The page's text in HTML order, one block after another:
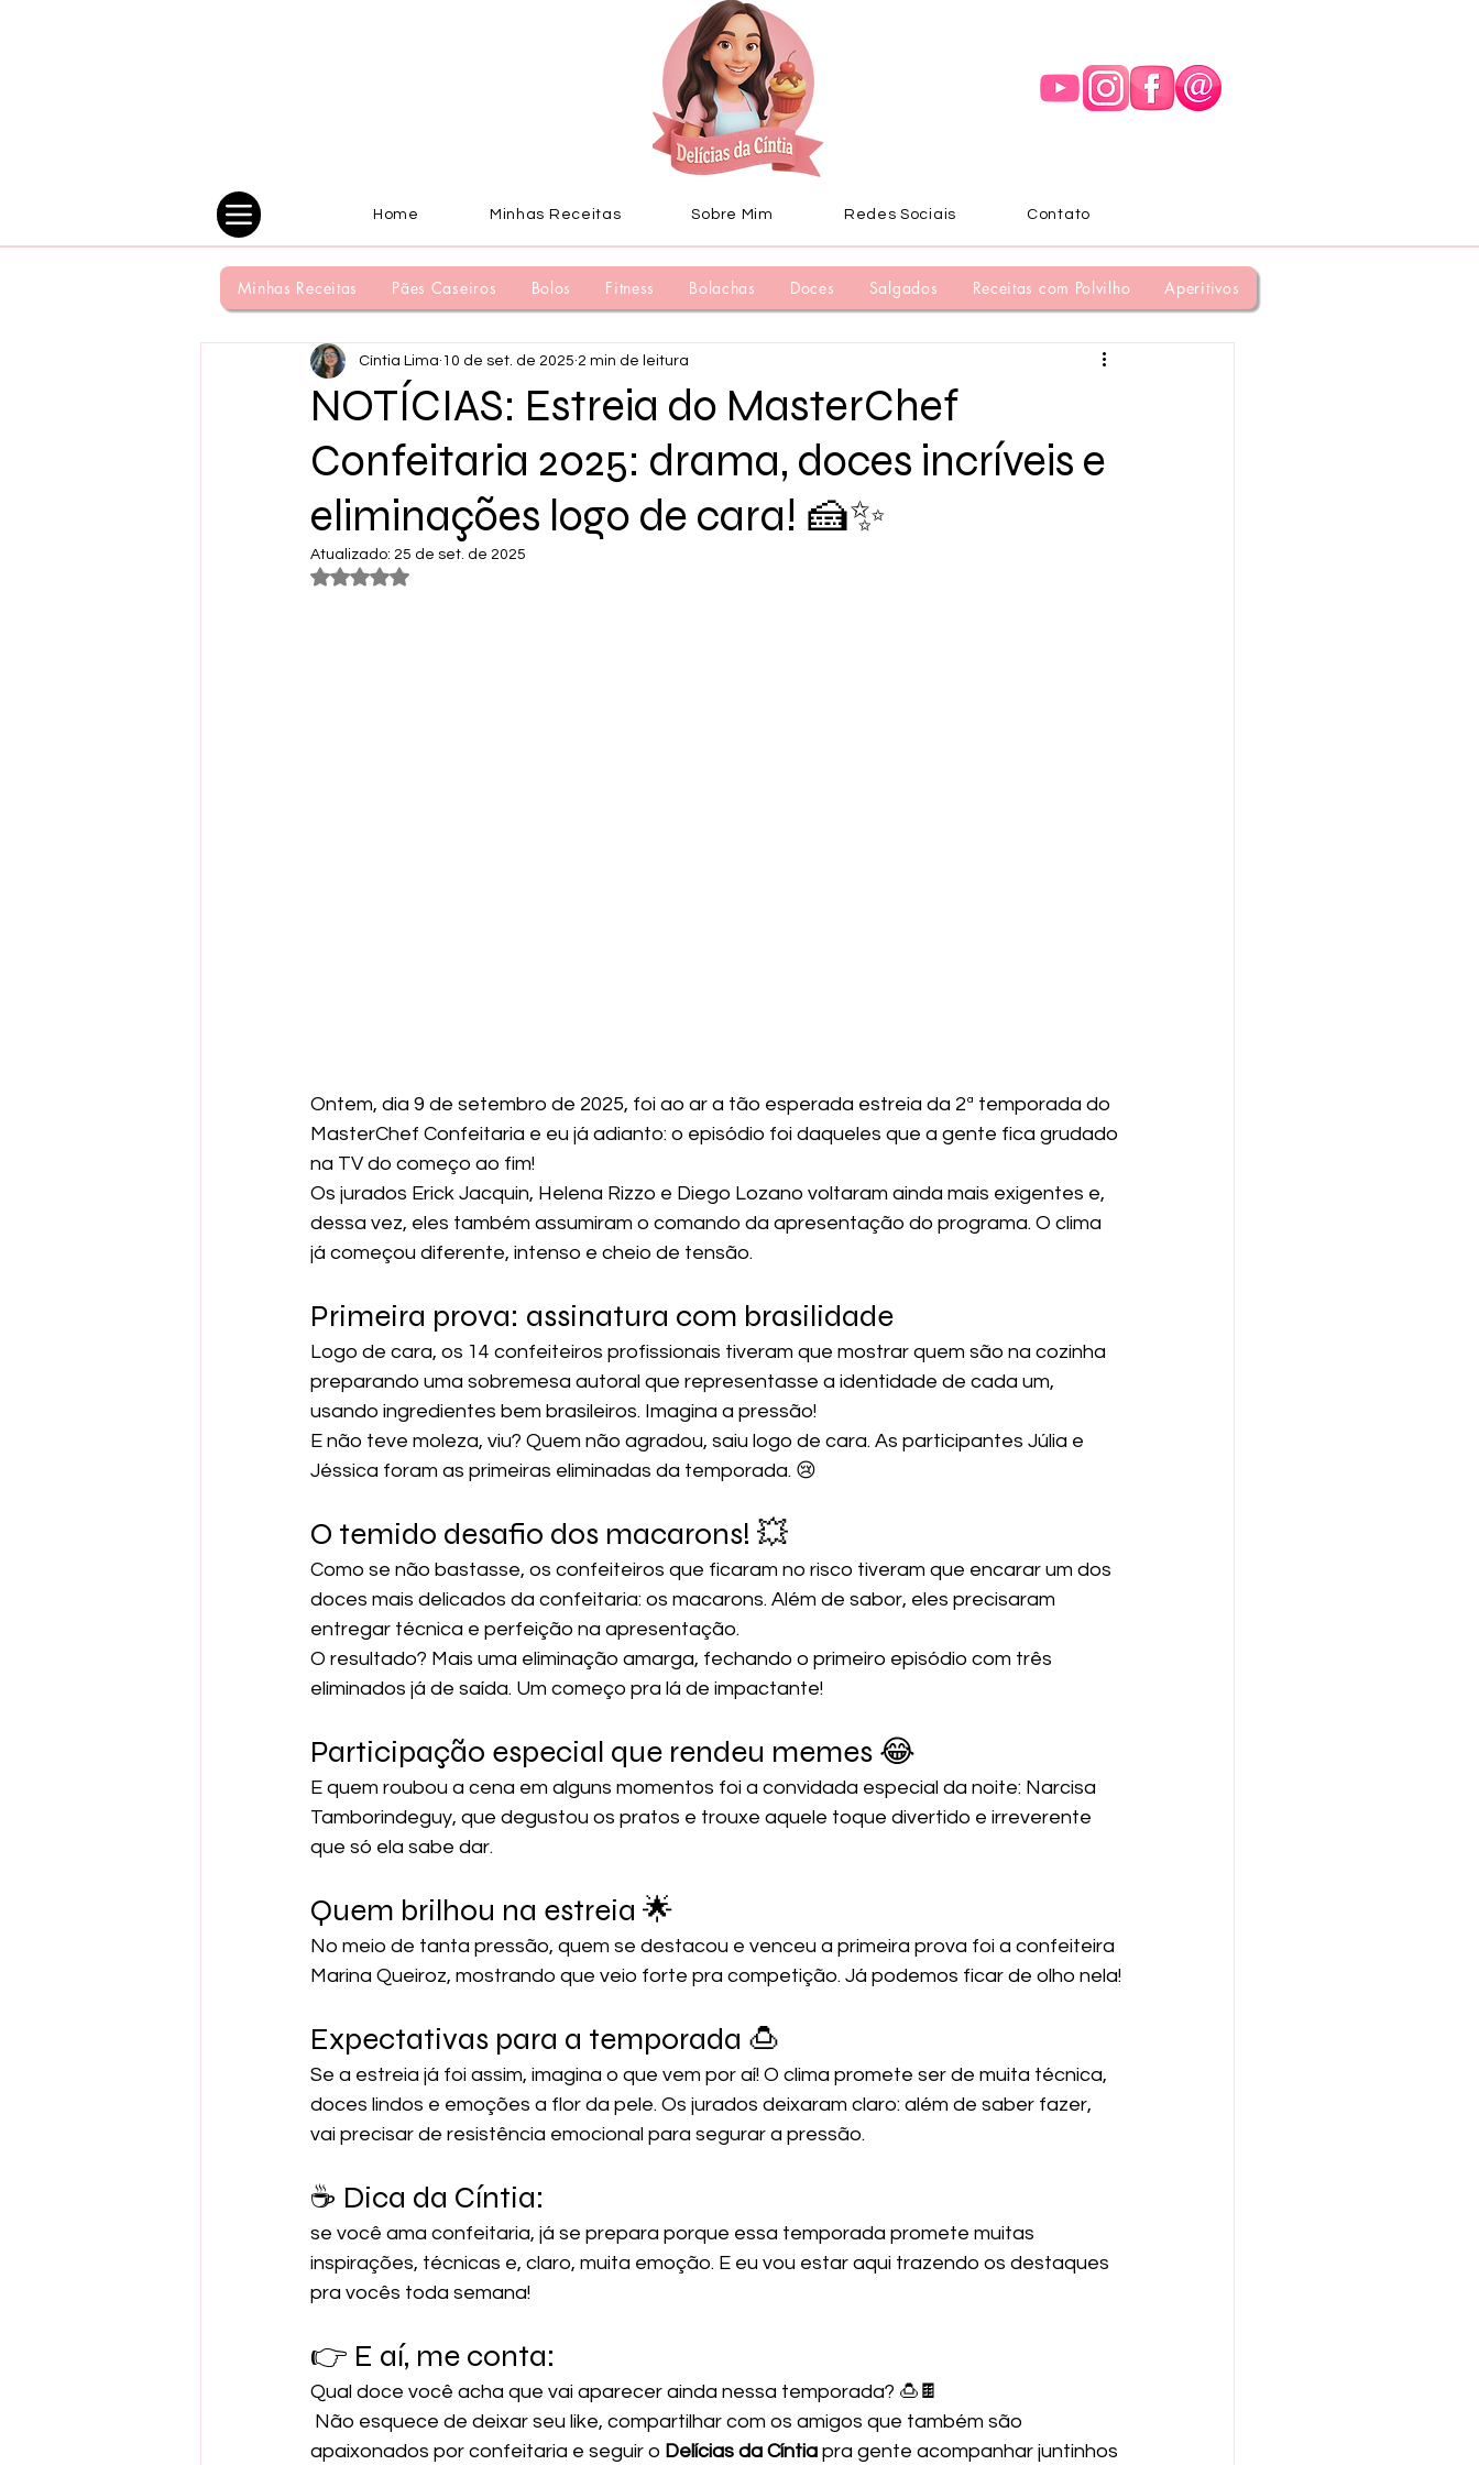
Home Minhas Receitas Sobre Mim Redes Sociais Contato
Minhas Receitas Pães Caseiros Bolos Fitness Bolachas Doces Salgados Receitas com Polvilho Aperitivos
NOTÍCIAS: Estreia do MasterChef
Confeitaria 2025: drama, doces incríveis e
eliminações logo de cara! 🍰✨
Cíntia Lima 10 de set. de 2025 2 min de leitura
Atualizado: 25 de set. de 2025
Avaliado com NaN de 5 estrelas.
Ontem, dia 9 de setembro de 2025, foi ao ar a tão esperada estreia da 2ª temporada do
MasterChef Confeitaria e eu já adianto: o episódio foi daqueles que a gente fica grudado
na TV do começo ao fim!
Os jurados Erick Jacquin, Helena Rizzo e Diego Lozano voltaram ainda mais exigentes e,
dessa vez, eles também assumiram o comando da apresentação do programa. O clima
já começou diferente, intenso e cheio de tensão.
Primeira prova: assinatura com brasilidade
Logo de cara, os 14 confeiteiros profissionais tiveram que mostrar quem são na cozinha
preparando uma sobremesa autoral que representasse a identidade de cada um,
usando ingredientes bem brasileiros. Imagina a pressão!
E não teve moleza, viu? Quem não agradou, saiu logo de cara. As participantes Júlia e
Jéssica foram as primeiras eliminadas da temporada. 😢
O temido desafio dos macarons! 💥
Como se não bastasse, os confeiteiros que ficaram no risco tiveram que encarar um dos
doces mais delicados da confeitaria: os macarons. Além de sabor, eles precisaram
entregar técnica e perfeição na apresentação.
O resultado? Mais uma eliminação amarga, fechando o primeiro episódio com três
eliminados já de saída. Um começo pra lá de impactante!
Participação especial que rendeu memes 😂
E quem roubou a cena em alguns momentos foi a convidada especial da noite: Narcisa
Tamborindeguy, que degustou os pratos e trouxe aquele toque divertido e irreverente
que só ela sabe dar.
Quem brilhou na estreia 🌟
No meio de tanta pressão, quem se destacou e venceu a primeira prova foi a confeiteira
Marina Queiroz, mostrando que veio forte pra competição. Já podemos ficar de olho nela!
Expectativas para a temporada 🍮
Se a estreia já foi assim, imagina o que vem por aí! O clima promete ser de muita técnica,
doces lindos e emoções a flor da pele. Os jurados deixaram claro: além de saber fazer,
vai precisar de resistência emocional para segurar a pressão.
☕ Dica da Cíntia:
se você ama confeitaria, já se prepara porque essa temporada promete muitas
inspirações, técnicas e, claro, muita emoção. E eu vou estar aqui trazendo os destaques
pra vocês toda semana!
👉 E aí, me conta:
Qual doce você acha que vai aparecer ainda nessa temporada? 🍮🍫
apaixonados por confeitaria e seguir o Delícias da Cíntia pra gente acompanhar juntinhos